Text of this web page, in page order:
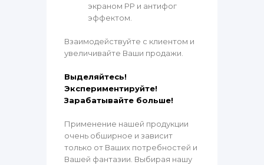
экраном PP и антифог
эффектом.
Взаимодействуйте с клиентом и
увеличивайте Ваши продажи.
Выделяйтесь!
Экспериментируйте!
Зарабатывайте больше!
Применение нашей продукции
очень обширное и зависит
только от Ваших потребностей и
Вашей фантазии. Выбирая нашу